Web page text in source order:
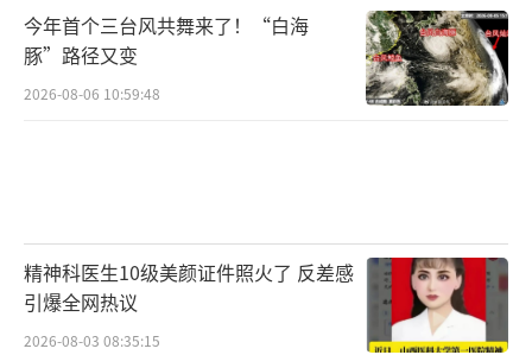
今年首个三台风共舞来了！“白海
豚”路径又变
2026-08-06 10:59:48
精神科医生10级美颜证件照火了 反差感
引爆全网热议
2026-08-03 08:35:15